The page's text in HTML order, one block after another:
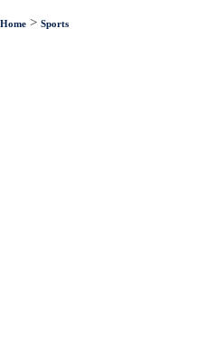
Home > Sports